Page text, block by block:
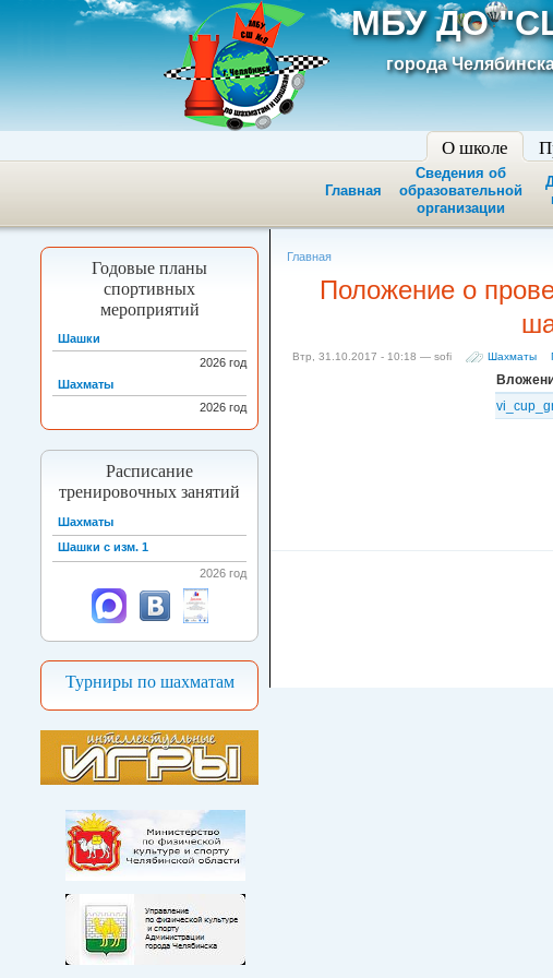
МБУ ДО
города
О школе
Главная
Сведения об
образовательной
организации
Годовые планы
спортивных
мероприятий
Шашки
2026 год
Шахматы
2026 год
Расписание
тренировочных занятий
Шахматы
Шашки с изм. 1
2026 год
Турниры по шахматам
Главная
Положение о
Втр, 31.10.2017 - 10:18 — sofi Шахматы